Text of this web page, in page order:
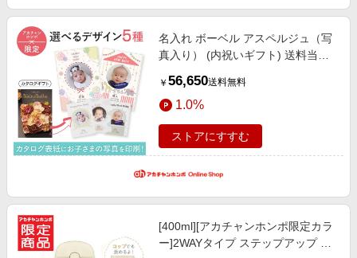
旅行・レジャー・ホテル予約
生活・お役立ち
金融・マネー・保険
デジタルコンテンツ
ビジネス・その他サービス
Apple公式サイト×楽天カード分割払い
Qoo10メガポ
Samsung ボーナスキャンペーン
週末の高還元 夏の長期版
名入れ ボーベル アスペルジュ（写
真入り） (内祝いギフト) 送料当社
い・お返しギフト 名入れギフト・
顔写真＋名入れギフト
￥ 56,650送料無料
1.0%
ストアにすすむ
[400ml][アカチャンホンポ限定カラ
ー]2WAYタイプ ステップアップ ボ